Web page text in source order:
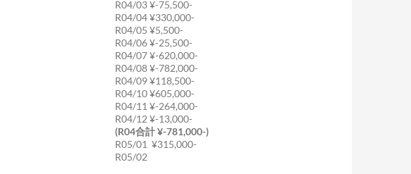
R04/03 ¥-75,500-
R04/04 ¥330,000-
R04/05 ¥5,500-
R04/06 ¥-25,500-
R04/07 ¥-620,000-
R04/08 ¥-782,000-
R04/09 ¥118,500-
R04/10 ¥605,000-
R04/11 ¥-264,000-
R04/12 ¥-13,000-
(R04合計 ¥-781,000-)
R05/01 ¥315,000-
R05/02